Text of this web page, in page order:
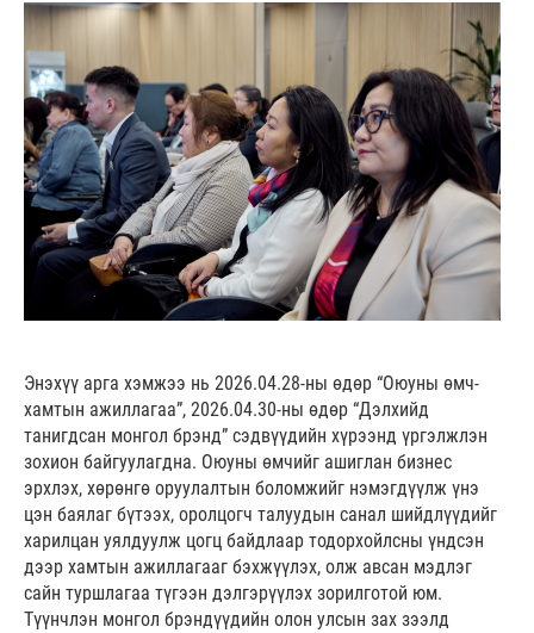
Энэхүү арга хэмжээ нь 2026.04.28-ны өдөр “Оюуны өмч-
хамтын ажиллагаа”, 2026.04.30-ны өдөр “Дэлхийд
танигдсан монгол брэнд” сэдвүүдийн хүрээнд үргэлжлэн
зохион байгуулагдна. Оюуны өмчийг ашиглан бизнес
эрхлэх, хөрөнгө оруулалтын боломжийг нэмэгдүүлж үнэ
цэн баялаг бүтээх, оролцогч талуудын санал шийдлүүдийг
харилцан уялдуулж цогц байдлаар тодорхойлсны үндсэн
дээр хамтын ажиллагааг бэхжүүлэх, олж авсан мэдлэг
сайн туршлагаа түгээн дэлгэрүүлэх зорилготой юм.
Түүнчлэн монгол брэндүүдийн олон улсын зах зээлд